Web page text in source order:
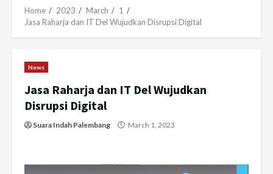
Home 2023 March
1
Jasa Raharja dan IT Del Wujudkan Disrupsi Digital
News
Jasa Raharja dan IT Del Wujudkan
Disrupsi Digital
Suara Indah Palembang March 1, 2023